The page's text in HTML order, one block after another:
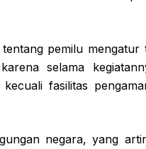
pemilu mengatur
selama
fasilitas
negara, yang